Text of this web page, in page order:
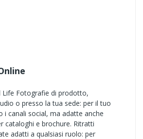
Life Fotografie di prodotto,
o presso la tua sede: per il tuo
i canali social, ma adatte anche
cataloghi e brochure. Ritratti
adatti a qualsiasi ruolo: per